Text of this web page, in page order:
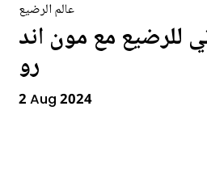
عالم الرضيع
للرضيع مع مون اند
رو
2 Aug 2024